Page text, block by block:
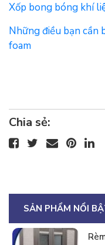
Xốp bong bóng khí
Những điều bạn cần
foam
Chia sẻ:
SẢN PHẨM NỔI